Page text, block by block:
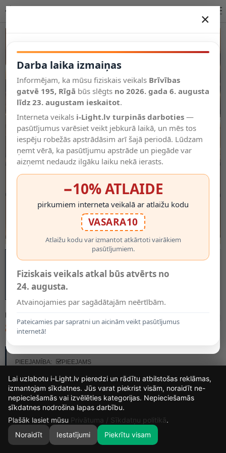
Salīdzināt
Vēlmju
saraksts
Valodas
0
MODELIS:
8.95€
PIEEJAMĪBA:
PIEEJAMS
×
Darba laika izmaiņas
Informējam, ka mūsu fiziskais veikals Brīvības
gatvē 195, Rīgā būs slēgts no 2026. gada 6. augusta
līdz 23. augustam ieskaitot.
Interneta veikals i-Light.lv turpinās darboties —
pasūtījumus varēsiet veikt jebkurā laikā, un mēs tos
iespēju robežās apstrādāsim arī šajā periodā. Lūdzam
ņemt vērā, ka pasūtījumu apstrāde un piegāde var
aizņemt nedaudz ilgāku laiku nekā ierasts.
−10% ATLAIDE
pirkumiem interneta veikalā ar atlaižu kodu
VASARA10
Atlaižu kodu var izmantot atkārtoti vairākiem
pasūtījumiem.
Fiziskais veikals atkal būs atvērts no
24. augusta.
Atvainojamies par sagādātajām neērtībām.
Pateicamies par sapratni un aicinām veikt pasūtījumus
internetā!
16
DIENAS
6
STUNDAS
0
MIN.
22
Lai uzlabotu i-Light.lv pieredzi un rādītu atbilstošas reklāmas,
izmantojam sīkdatnes. Jūs varat piekrist visām, noraidīt ne-
nepieciešamās vai izvēlēties kategorijas. Nepieciešamās
sīkdatnes nodrošina lapas darbību.
Plašāk lasiet mūsu Privātuma / Sīkdatņu politikā.
Noraidīt
Iestatījumi Piekrītu visam